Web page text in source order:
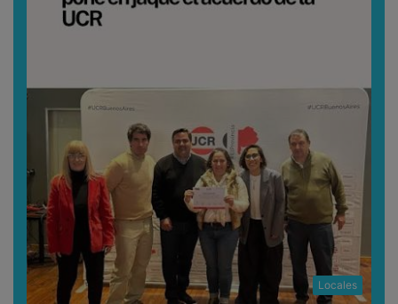
Locales